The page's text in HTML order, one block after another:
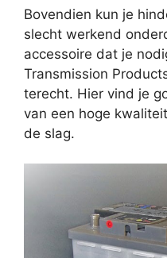
Bovendien kun je
slecht werkend
accessoire dat je
Transmission
terecht. Hier vind je
van een hoge
de slag.